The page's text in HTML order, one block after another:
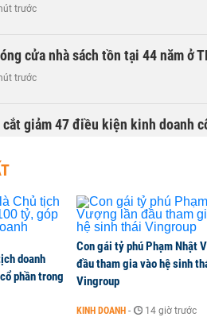
trước
cửa nhà sách tồn tại 44 năm ở
trước
giảm 47 điều kiện kinh doanh
nghiệp Nhà nước đồng loạt hút
phút trước
Tăng quy mô đàn bò thêm
doanh
phần trong
Con gái tỷ phú Phạm Nhật
đầu tham gia vào hệ sinh
Vingroup
KINH DOANH - 14 giờ trước